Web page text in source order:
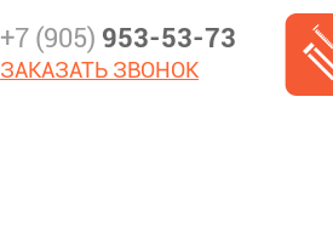
+7 (905) 953-53-73
ЗАКАЗАТЬ ЗВОНОК